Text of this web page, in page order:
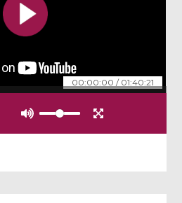
00:00:00 / 01:40:21